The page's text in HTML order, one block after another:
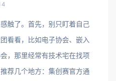
触了。首先，别只盯着自己
看看，比如电子协会、嵌入
，那里经常有技术宅在找项
荐几个地方：集创赛官方通